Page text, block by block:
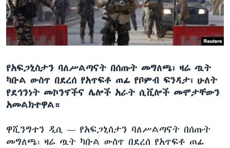
ቋንቋዎች
የአፍጋኒስታን ባለሥልጣናት በሰጡት መግለጫ፣ ዛሬ ጧት
ካቡል ውስጥ በደረሰ የአጥፍቶ ጠፊ የቦምብ ፍንዳታ፣ ሁለት
የደኅንነት መኮንኖችና ሌሎች አራት ሲቪሎች መሞታቸውን
አመልክተዋል።
ዋሺንግተን ዲሲ — የአፍጋኒስታን ባለሥልጣናት በሰጡት
መግለጫ፣ ዛሬ ጧት ካቡል ውስጥ በደረሰ የአጥፍቶ ጠፊ